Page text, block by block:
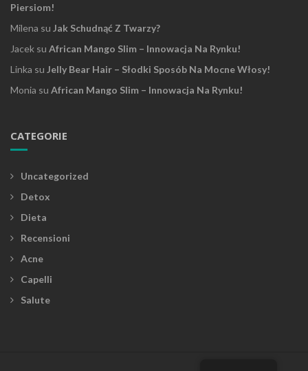
Piersiom!
Milena su Jak Schudnąć Z Twarzy?
Jacek su African Mango Slim – Innowacja Na Rynku!
Linka su Jelly Bear Hair – Słodki Sposób Na Mocne Włosy!
Monia su African Mango Slim – Innowacja Na Rynku!
CATEGORIE
Uncategorized
Detox
Dieta
Recensioni
Acne
Capelli
Salute